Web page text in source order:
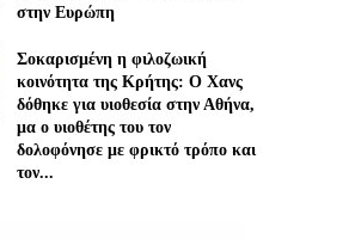
στην Ευρώπη
Σοκαρισμένη η φιλοζωική
κοινότητα της Κρήτης: Ο Χανς
δόθηκε για υιοθεσία στην Αθήνα,
μα ο υιοθέτης του τον
δολοφόνησε με φρικτό τρόπο και
τον...